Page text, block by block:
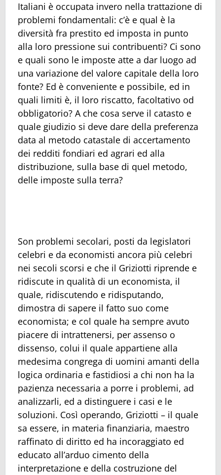
Italiani è occupata invero nella trattazione di
problemi fondamentali: c’è e qual è la
diversità fra prestito ed imposta in punto
alla loro pressione sui contribuenti? Ci sono
e quali sono le imposte atte a dar luogo ad
una variazione del valore capitale della loro
fonte? Ed è conveniente e possibile, ed in
quali limiti è, il loro riscatto, facoltativo od
obbligatorio? A che cosa serve il catasto e
quale giudizio si deve dare della preferenza
data al metodo catastale di accertamento
dei redditi fondiari ed agrari ed alla
distribuzione, sulla base di quel metodo,
delle imposte sulla terra?
Son problemi secolari, posti da legislatori
celebri e da economisti ancora più celebri
nei secoli scorsi e che il Griziotti riprende e
ridiscute in qualità di un economista, il
quale, ridiscutendo e ridisputando,
dimostra di sapere il fatto suo come
economista; e col quale ha sempre avuto
piacere di intrattenersi, per assenso o
dissenso, colui il quale appartiene alla
medesima congrega di uomini amanti della
logica ordinaria e fastidiosi a chi non ha la
pazienza necessaria a porre i problemi, ad
analizzarli, ed a distinguere i casi e le
soluzioni. Così operando, Griziotti – il quale
sa essere, in materia finanziaria, maestro
raffinato di diritto ed ha incoraggiato ed
educato all’arduo cimento della
interpretazione e della costruzione del